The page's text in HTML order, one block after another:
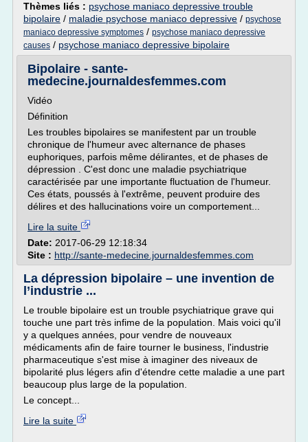
Thèmes liés : psychose maniaco depressive trouble
bipolaire / maladie psychose maniaco depressive / psychose
maniaco depressive symptomes / psychose maniaco depressive
causes / psychose maniaco depressive bipolaire
Bipolaire - sante-
medecine.journaldesfemmes.com
Vidéo
Définition
Les troubles bipolaires se manifestent par un trouble
chronique de l'humeur avec alternance de phases
euphoriques, parfois même délirantes, et de phases de
dépression . C'est donc une maladie psychiatrique
caractérisée par une importante fluctuation de l'humeur.
Ces états, poussés à l'extrême, peuvent produire des
délires et des hallucinations voire un comportement...
Lire la suite
Date: 2017-06-29 12:18:34
Site : http://sante-medecine.journaldesfemmes.com
La dépression bipolaire – une invention de
l’industrie ...
Le trouble bipolaire est un trouble psychiatrique grave qui
touche une part très infime de la population. Mais voici qu'il
y a quelques années, pour vendre de nouveaux
médicaments afin de faire tourner le business, l'industrie
pharmaceutique s'est mise à imaginer des niveaux de
bipolarité plus légers afin d'étendre cette maladie a une part
beaucoup plus large de la population.
Le concept...
Lire la suite